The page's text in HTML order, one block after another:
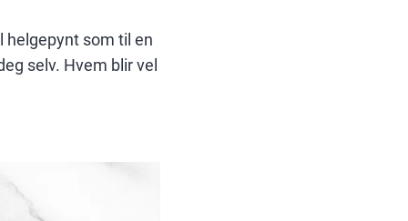
helgepynt som til en
selv. Hvem blir vel